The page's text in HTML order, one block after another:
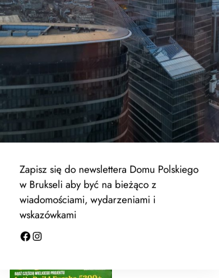
EWSPA rektrutacja trwa !
Fundacja Help Furaha [helpfuraha.org]
Zapisz się do newslettera Domu Polskiego
w Brukseli aby być na bieżąco z
wiadomościami, wydarzeniami i
wskazówkami